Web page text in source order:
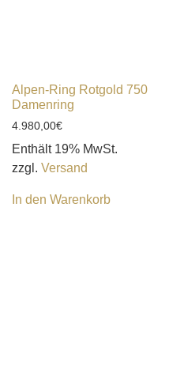
Alpen-Ring Rotgold 750
Damenring
4.980,00€
Enthält 19% MwSt.
zzgl. Versand
In den Warenkorb